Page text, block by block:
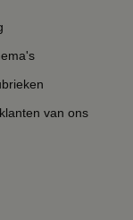
van ons